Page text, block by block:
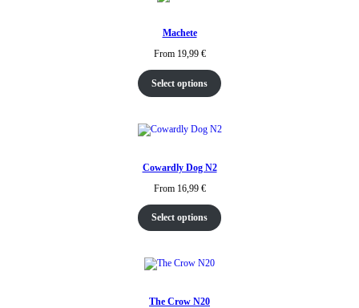
Machete
From 19,99 €
Select options
Cowardly Dog N2
From 16,99 €
Select options
The Crow N20